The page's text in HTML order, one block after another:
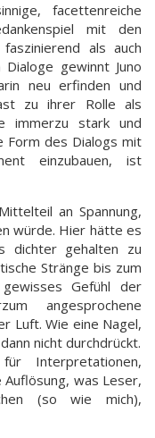
facettenreiche
mit den
als auch
Dialoge gewinnt Juno
neu erfinden und
zu ihrer Rolle als
immerzu stark und
Form des Dialogs mit
einzubauen, ist
an Spannung,
würde. Hier hätte es
dichter gehalten zu
Stränge bis zum
Gefühl der
angesprochene
Luft. Wie eine Nagel,
nicht durchdrückt.
Interpretationen,
was Leser,
(so wie mich),